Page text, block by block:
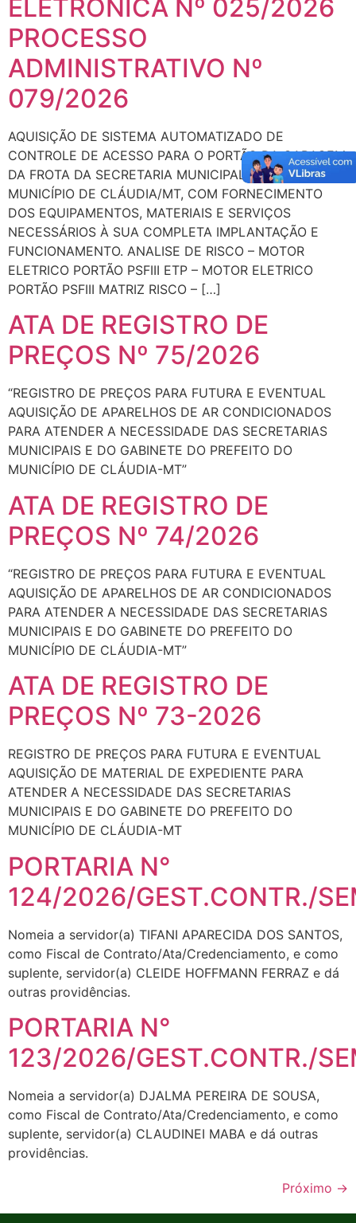
ELETRÔNICA Nº 025/2026
PROCESSO
ADMINISTRATIVO Nº
079/2026
AQUISIÇÃO DE SISTEMA AUTOMATIZADO DE
CONTROLE DE ACESSO PARA O PORTÃO DA GARAGEM
DA FROTA DA SECRETARIA MUNICIPAL DE SAÚDE DO
MUNICÍPIO DE CLÁUDIA/MT, COM FORNECIMENTO
DOS EQUIPAMENTOS, MATERIAIS E SERVIÇOS
NECESSÁRIOS À SUA COMPLETA IMPLANTAÇÃO E
FUNCIONAMENTO. ANALISE DE RISCO – MOTOR
ELETRICO PORTÃO PSFIII ETP – MOTOR ELETRICO
PORTÃO PSFIII MATRIZ RISCO – […]
ATA DE REGISTRO DE
PREÇOS Nº 75/2026
“REGISTRO DE PREÇOS PARA FUTURA E EVENTUAL
AQUISIÇÃO DE APARELHOS DE AR CONDICIONADOS
PARA ATENDER A NECESSIDADE DAS SECRETARIAS
MUNICIPAIS E DO GABINETE DO PREFEITO DO
MUNICÍPIO DE CLÁUDIA-MT”
ATA DE REGISTRO DE
PREÇOS Nº 74/2026
“REGISTRO DE PREÇOS PARA FUTURA E EVENTUAL
AQUISIÇÃO DE APARELHOS DE AR CONDICIONADOS
PARA ATENDER A NECESSIDADE DAS SECRETARIAS
MUNICIPAIS E DO GABINETE DO PREFEITO DO
MUNICÍPIO DE CLÁUDIA-MT”
ATA DE REGISTRO DE
PREÇOS Nº 73-2026
REGISTRO DE PREÇOS PARA FUTURA E EVENTUAL
AQUISIÇÃO DE MATERIAL DE EXPEDIENTE PARA
ATENDER A NECESSIDADE DAS SECRETARIAS
MUNICIPAIS E DO GABINETE DO PREFEITO DO
MUNICÍPIO DE CLÁUDIA-MT
PORTARIA N°
124/2026/GEST.CONTR./
Nomeia a servidor(a) TIFANI APARECIDA DOS SANTOS,
como Fiscal de Contrato/Ata/Credenciamento, e como
suplente, servidor(a) CLEIDE HOFFMANN FERRAZ e dá
outras providências.
PORTARIA N°
123/2026/GEST.CONTR./
Nomeia a servidor(a) DJALMA PEREIRA DE SOUSA,
como Fiscal de Contrato/Ata/Credenciamento, e como
suplente, servidor(a) CLAUDINEI MABA e dá outras
providências.
Próximo →